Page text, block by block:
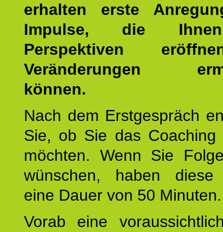
erhalten erste
Impulse, die
Perspektiven
Veränderungen
können.
Nach dem Erstgespräch
Sie, ob Sie das Coaching
möchten. Wenn Sie
wünschen, haben diese
eine Dauer von 50 Minuten.
Vorab eine